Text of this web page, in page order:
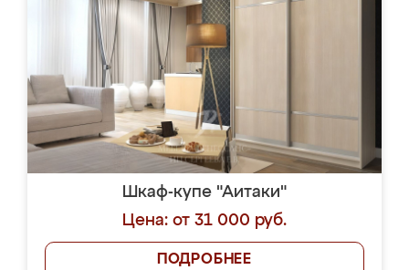
Шкаф-купе "Аитаки"
Цена: от 31 000 руб.
ПОДРОБНЕЕ